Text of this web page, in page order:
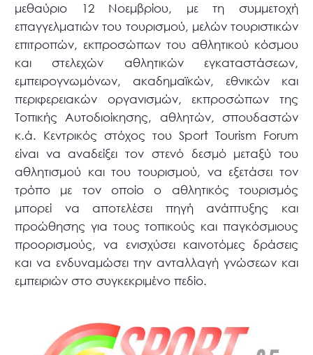
μεθαύριο 12 Νοεμβρίου, με τη συμμετοχή
επαγγελματιών του τουρισμού, μελών τουριστικών
επιτροπών, εκπροσώπων του αθλητικού κόσμου
και στελεχών αθλητικών εγκαταστάσεων,
εμπειρογνωμόνων, ακαδημαϊκών, εθνικών και
περιφερειακών οργανισμών, εκπροσώπων της
Τοπικής Αυτοδιοίκησης, αθλητών, σπουδαστών
κ.ά. Κεντρικός στόχος του Sport Tourism Forum
είναι να αναδείξει τον στενό δεσμό μεταξύ του
αθλητισμού και του τουρισμού, να εξετάσει τον
τρόπο με τον οποίο ο αθλητικός τουρισμός
μπορεί να αποτελέσει πηγή ανάπτυξης και
προώθησης για τους τοπικούς και παγκόσμιους
προορισμούς, να ενισχύσει καινοτόμες δράσεις
και να ενδυναμώσει την ανταλλαγή γνώσεων και
εμπειριών στο συγκεκριμένο πεδίο.